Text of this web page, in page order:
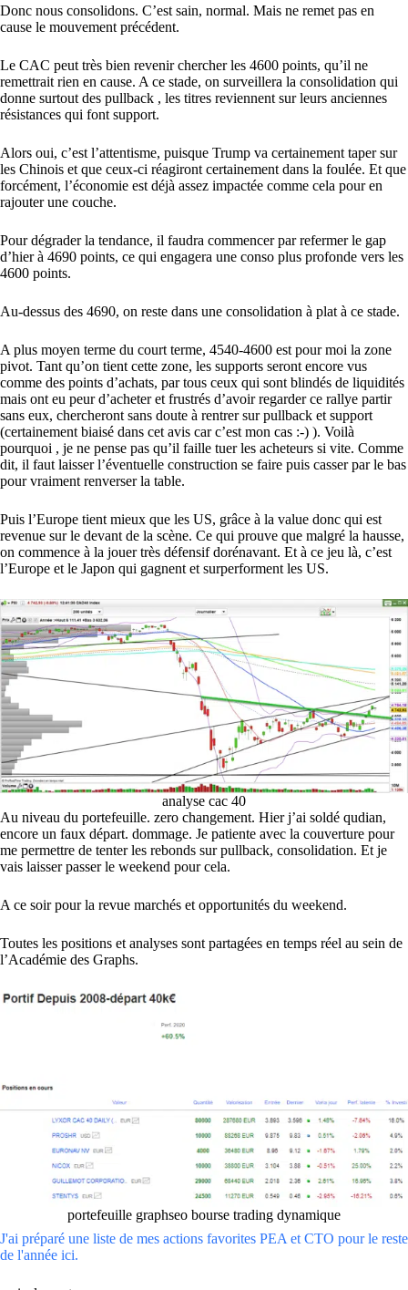
Donc nous consolidons. C’est sain, normal. Mais ne remet pas en
cause le mouvement précédent.
Le CAC peut très bien revenir chercher les 4600 points, qu’il ne
remettrait rien en cause. A ce stade, on surveillera la consolidation qui
donne surtout des pullback , les titres reviennent sur leurs anciennes
résistances qui font support.
Alors oui, c’est l’attentisme, puisque Trump va certainement taper sur
les Chinois et que ceux-ci réagiront certainement dans la foulée. Et que
forcément, l’économie est déjà assez impactée comme cela pour en
rajouter une couche.
Pour dégrader la tendance, il faudra commencer par refermer le gap
d’hier à 4690 points, ce qui engagera une conso plus profonde vers les
4600 points.
Au-dessus des 4690, on reste dans une consolidation à plat à ce stade.
A plus moyen terme du court terme, 4540-4600 est pour moi la zone
pivot. Tant qu’on tient cette zone, les supports seront encore vus
comme des points d’achats, par tous ceux qui sont blindés de liquidités
mais ont eu peur d’acheter et frustrés d’avoir regarder ce rallye partir
sans eux, chercheront sans doute à rentrer sur pullback et support
(certainement biaisé dans cet avis car c’est mon cas :-) ). Voilà
pourquoi , je ne pense pas qu’il faille tuer les acheteurs si vite. Comme
dit, il faut laisser l’éventuelle construction se faire puis casser par le bas
pour vraiment renverser la table.
Puis l’Europe tient mieux que les US, grâce à la value donc qui est
revenue sur le devant de la scène. Ce qui prouve que malgré la hausse,
on commence à la jouer très défensif dorénavant. Et à ce jeu là, c’est
l’Europe et le Japon qui gagnent et surperforment les US.
analyse cac 40
Au niveau du portefeuille. zero changement. Hier j’ai soldé qudian,
encore un faux départ. dommage. Je patiente avec la couverture pour
me permettre de tenter les rebonds sur pullback, consolidation. Et je
vais laisser passer le weekend pour cela.
A ce soir pour la revue marchés et opportunités du weekend.
Toutes les positions et analyses sont partagées en temps réel au sein de
l’Académie des Graphs.
portefeuille graphseo bourse trading dynamique
J'ai préparé une liste de mes actions favorites PEA et CTO pour le reste
de l'année ici.